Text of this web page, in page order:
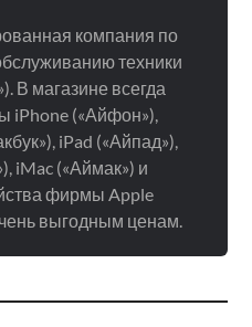
компания по
техники
В магазине всегда
iPhone («Айфон»),
iPad («Айпад»),
iMac («Аймак») и
фирмы Apple
выгодным ценам.